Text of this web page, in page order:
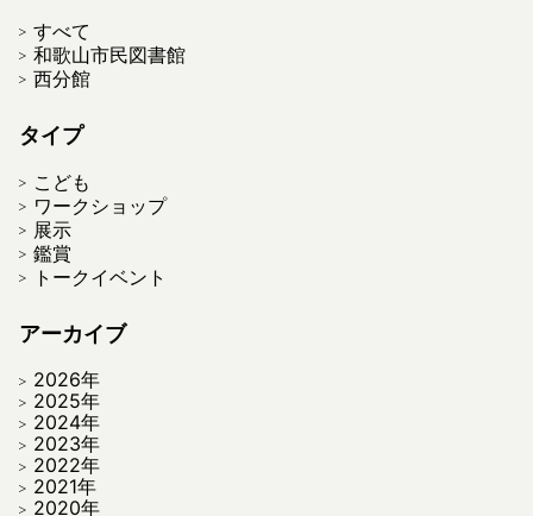
すべて
和歌山市民図書館
西分館
タイプ
こども
ワークショップ
展示
鑑賞
トークイベント
アーカイブ
2026年
2025年
2024年
2023年
2022年
2021年
2020年